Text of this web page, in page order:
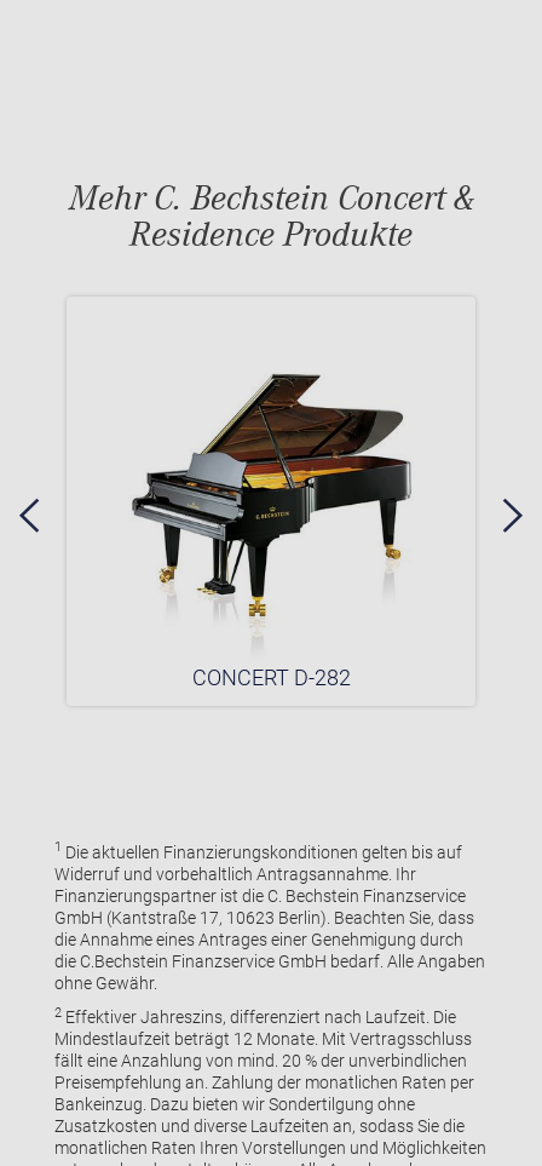
Mehr C. Bechstein Concert &
Residence Produkte
CONCERT D-282
1 Die aktuellen Finanzierungskonditionen gelten bis auf
Widerruf und vorbehaltlich Antragsannahme. Ihr
Finanzierungspartner ist die C. Bechstein Finanzservice
GmbH (Kantstraße 17, 10623 Berlin). Beachten Sie, dass
die Annahme eines Antrages einer Genehmigung durch
die C.Bechstein Finanzservice GmbH bedarf. Alle Angaben
ohne Gewähr.
2Effektiver Jahreszins, differenziert nach Laufzeit. Die
Mindestlaufzeit beträgt 12 Monate. Mit Vertragsschluss
fällt eine Anzahlung von mind. 20 % der unverbindlichen
Preisempfehlung an. Zahlung der monatlichen Raten per
Bankeinzug. Dazu bieten wir Sondertilgung ohne
Zusatzkosten und diverse Laufzeiten an, sodass Sie die
monatlichen Raten Ihren Vorstellungen und Möglichkeiten